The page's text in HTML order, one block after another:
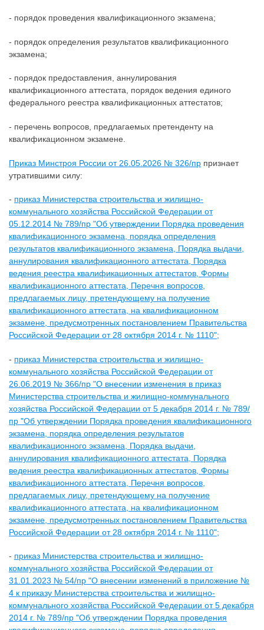
- порядок проведения квалификационного экзамена;
- порядок определения результатов квалификационного
экзамена;
- порядок предоставления, аннулирования
квалификационного аттестата, порядок ведения единого
федерального реестра квалификационных аттестатов;
- перечень вопросов, предлагаемых претенденту на
квалификационном экзамене.
Приказ Минстроя России от 26.05.2026 № 326/пр признает
утратившими силу:
- приказ Министерства строительства и жилищно-
коммунального хозяйства Российской Федерации от
05.12.2014 № 789/пр "Об утверждении Порядка проведения
квалификационного экзамена, порядка определения
результатов квалификационного экзамена, Порядка выдачи,
аннулирования квалификационного аттестата, Порядка
ведения реестра квалификационных аттестатов, Формы
квалификационного аттестата, Перечня вопросов,
предлагаемых лицу, претендующему на получение
квалификационного аттестата, на квалификационном
экзамене, предусмотренных постановлением Правительства
Российской Федерации от 28 октября 2014 г. № 1110";
- приказ Министерства строительства и жилищно-
коммунального хозяйства Российской Федерации от
26.06.2019 № 366/пр "О внесении изменения в приказ
Министерства строительства и жилищно-коммунального
хозяйства Российской Федерации от 5 декабря 2014 г. № 789/
пр "Об утверждении Порядка проведения квалификационного
экзамена, порядка определения результатов
квалификационного экзамена, Порядка выдачи,
аннулирования квалификационного аттестата, Порядка
ведения реестра квалификационных аттестатов, Формы
квалификационного аттестата, Перечня вопросов,
предлагаемых лицу, претендующему на получение
квалификационного аттестата, на квалификационном
экзамене, предусмотренных постановлением Правительства
Российской Федерации от 28 октября 2014 г. № 1110";
- приказ Министерства строительства и жилищно-
коммунального хозяйства Российской Федерации от
31.01.2023 № 54/пр "О внесении изменений в приложение №
4 к приказу Министерства строительства и жилищно-
коммунального хозяйства Российской Федерации от 5 декабря
2014 г. № 789/пр "Об утверждении Порядка проведения